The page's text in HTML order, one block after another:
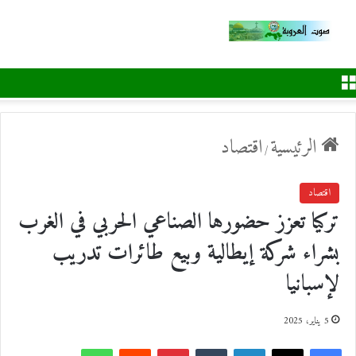
الرئيسية/اقتصاد
اقتصاد
تركيا تعزز حضورها الصناعي الحربي في الغرب
بشراء شركة إيطالية وبيع طائرات تدريب
لإسبانيا
5 يناير، 2025